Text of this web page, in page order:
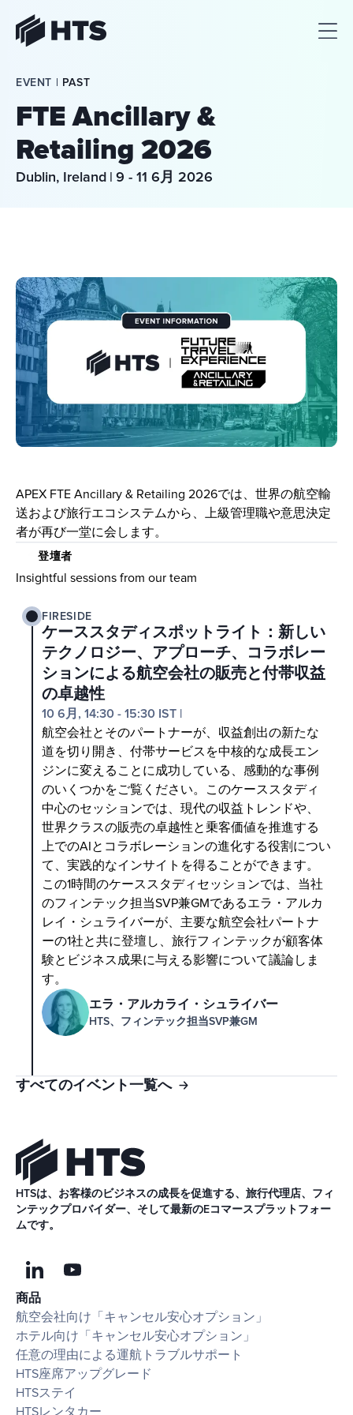
EVENT | PAST
FTE Ancillary &
Retailing 2026
Dublin, Ireland 9 - 11 6月 2026
APEX FTE Ancillary & Retailing 2026では、世界の航空輸
送および旅行エコシステムから、上級管理職や意思決定
者が再び一堂に会します。
登壇者
Insightful sessions from our team
FIRESIDE
ケーススタディスポットライト：新しい
テクノロジー、アプローチ、コラボレー
ションによる航空会社の販売と付帯収益
の卓越性
10 6月, 14:30 - 15:30 IST
航空会社とそのパートナーが、収益創出の新たな
道を切り開き、付帯サービスを中核的な成長エン
ジンに変えることに成功している、感動的な事例
のいくつかをご覧ください。このケーススタディ
中心のセッションでは、現代の収益トレンドや、
世界クラスの販売の卓越性と乗客価値を推進する
上でのAIとコラボレーションの進化する役割につい
て、実践的なインサイトを得ることができます。
この1時間のケーススタディセッションでは、当社
のフィンテック担当SVP兼GMであるエラ・アルカ
レイ・シュライバーが、主要な航空会社パートナ
ーの1社と共に登壇し、旅行フィンテックが顧客体
験とビジネス成果に与える影響について議論しま
す。
エラ・アルカライ・シュライバー
HTS、フィンテック担当SVP兼GM
すべてのイベント一覧へ
HTSは、お客様のビジネスの成長を促進する、旅行代理店、フィ
ンテックプロバイダー、そして最新のEコマースプラットフォー
ムです。
商品
航空会社向け「キャンセル安心オプション」
ホテル向け「キャンセル安心オプション」
任意の理由による運航トラブルサポート
HTS座席アップグレード
HTSステイ
HTSレンタカー